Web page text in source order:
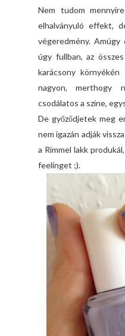
Nem tudom
elhalványuló effekt,
végeredmény.
úgy fullban, az
karácsony
nagyon, merthogy
csodálatos a színe,
De győződjetek meg
nem igazán adják
a Rimmel lakk
feelinget ;).